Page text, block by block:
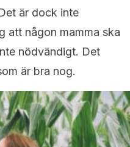
är dock inte
att någon mamma ska
nödvändigt. Det
är bra nog.